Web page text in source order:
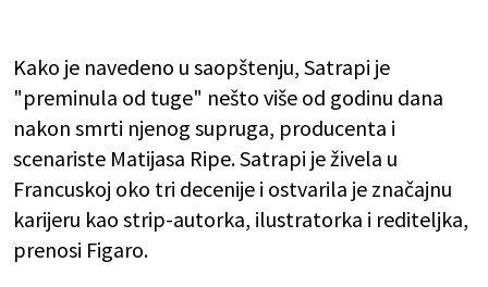
Kako je navedeno u saopštenju, Satrapi je
"preminula od tuge" nešto više od godinu dana
nakon smrti njenog supruga, producenta i
scenariste Matijasa Ripe. Satrapi je živela u
Francuskoj oko tri decenije i ostvarila je značajnu
karijeru kao strip-autorka, ilustratorka i rediteljka,
prenosi Figaro.